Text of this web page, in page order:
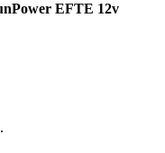
EFTE 12v